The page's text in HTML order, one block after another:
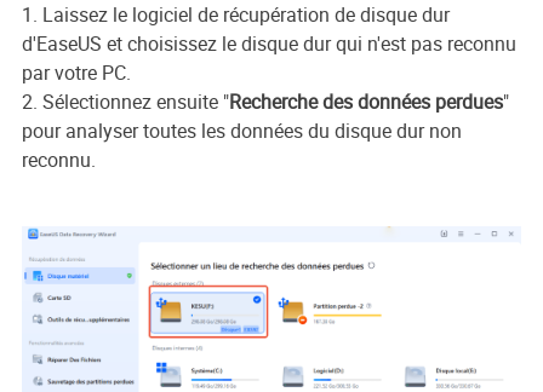
1. Laissez le logiciel de récupération de disque dur
d'EaseUS et choisissez le disque dur qui n'est pas reconnu
par votre PC.
2. Sélectionnez ensuite "Recherche des données perdues"
pour analyser toutes les données du disque dur non
reconnu.